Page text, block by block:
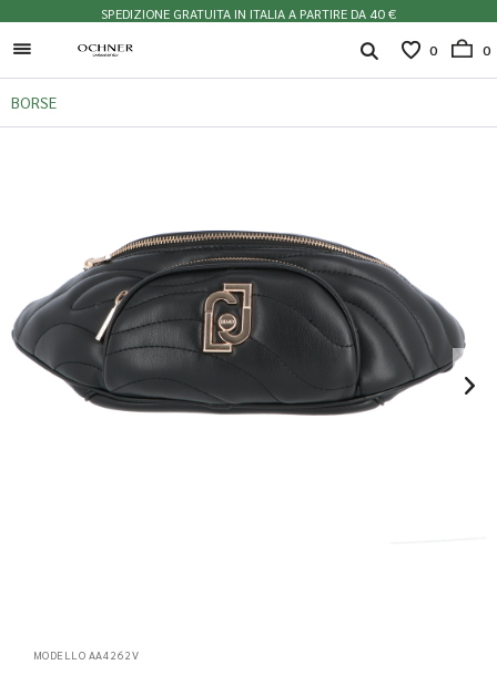
SPEDIZIONE GRATUITA IN ITALIA A PARTIRE DA 40 €
0 0
BORSE
MODELLO AA4262V